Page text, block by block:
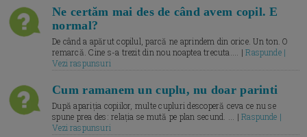
Ne certăm mai des de când avem copil. E
normal?
De când a apărut copilul, parcă ne aprindem din orice. Un ton. O
remarcă. Cine s-a trezit din nou noaptea trecuta.... |Raspunde |
Vezi raspunsuri
Cum ramanem un cuplu, nu doar parinti
După apariția copiilor, multe cupluri descoperă ceva ce nu se
spune prea des: relația se mută pe plan secund. ... |Raspunde |
Vezi raspunsuri